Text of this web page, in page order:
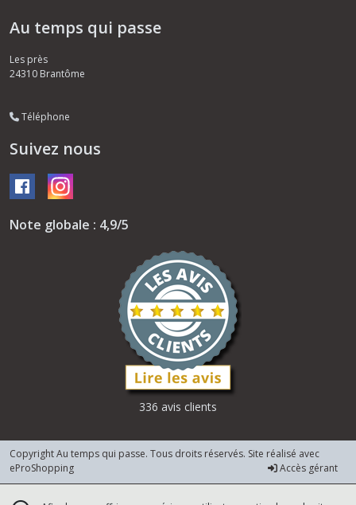
Au temps qui passe
Les près
24310 Brantôme
Téléphone
Suivez nous
Note globale : 4,9/5
336 avis clients
Copyright Au temps qui passe. Tous droits réservés. Site réalisé avec
eProShopping
Accès gérant